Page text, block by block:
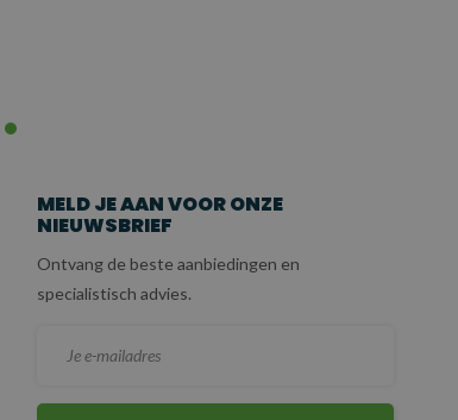
MELD JE AAN VOOR ONZE
NIEUWSBRIEF
Ontvang de beste aanbiedingen en
specialistisch advies.